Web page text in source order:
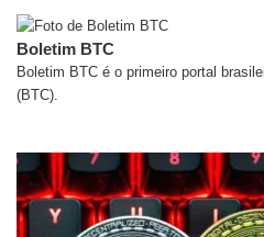
Boletim BTC
Boletim BTC é o primeiro portal
(BTC).